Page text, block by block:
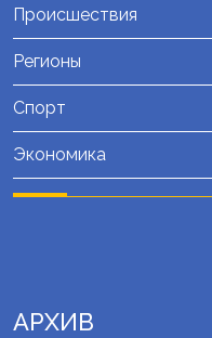
Происшествия
Регионы
Спорт
Экономика
АРХИВ